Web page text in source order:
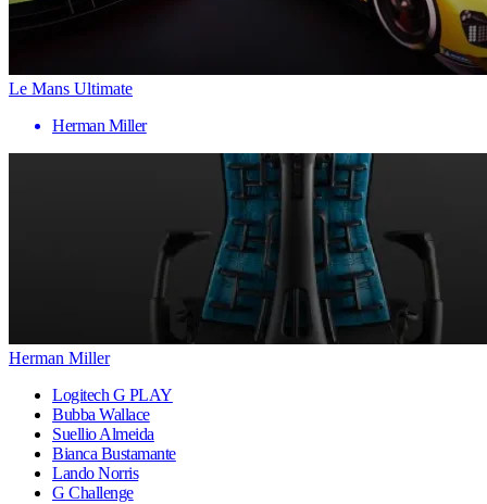
Le Mans Ultimate
Herman Miller
Herman Miller
Logitech G PLAY
Bubba Wallace
Suellio Almeida
Bianca Bustamante
Lando Norris
G Challenge